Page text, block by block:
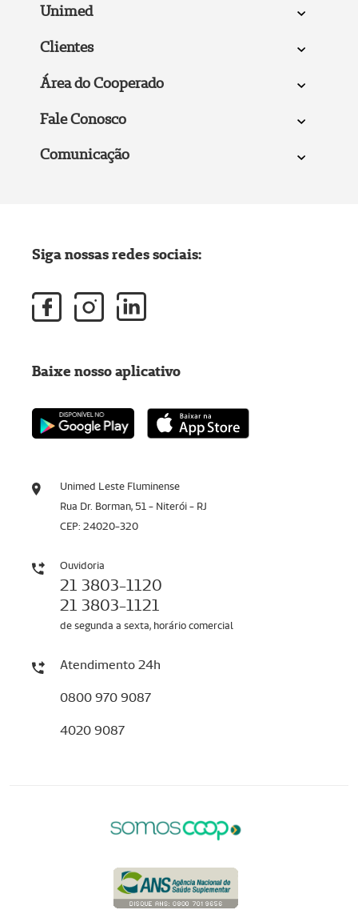
Unimed
Clientes
Área do Cooperado
Fale Conosco
Comunicação
Unimed Leste Fluminense
Rua Dr. Borman, 51 - Niterói - RJ
CEP: 24020-320
Ouvidoria
21 3803-1120
21 3803-1121
de segunda a sexta, horário comercial
Atendimento 24h
0800 970 9087
4020 9087
Siga nossas redes sociais:
Baixe nosso aplicativo